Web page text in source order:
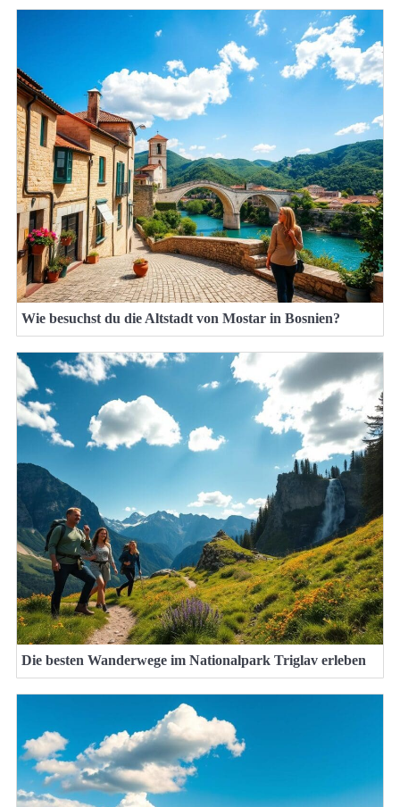
Wie besuchst du die Altstadt von Mostar in Bosnien?
Die besten Wanderwege im Nationalpark Triglav erleben